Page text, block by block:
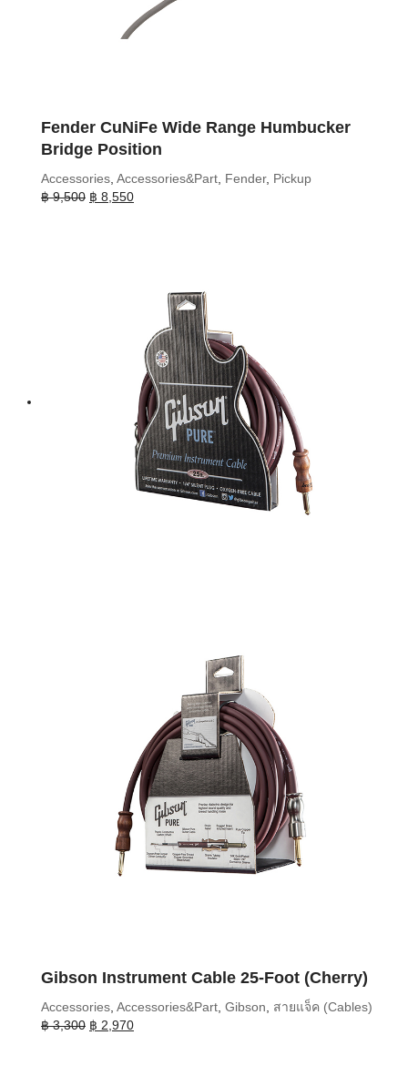
Fender CuNiFe Wide Range Humbucker
Bridge Position
Accessories, Accessories&Part, Fender, Pickup
฿9,500 Original
฿ 8,550Current
Gibson Instrument Cable 25-Foot (Cherry)
Accessories, Accessories&Part, Gibson, สายแจ็ค (Cables)
฿3,300 Original
฿ 2,970Current